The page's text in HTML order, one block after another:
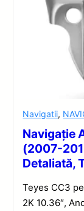
Navigatii,
Navigație
(2007-
Detaliată,
Teyes CC3
2K 10.36″,